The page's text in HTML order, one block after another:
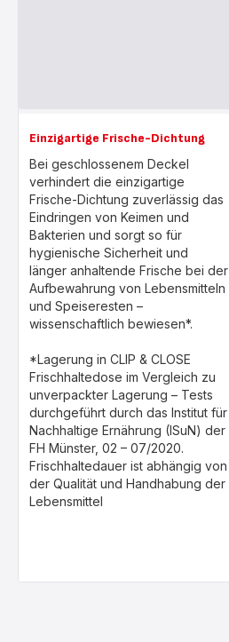
Einzigartige Frische-Dichtung
Bei geschlossenem Deckel
verhindert die einzigartige
Frische-Dichtung zuverlässig das
Eindringen von Keimen und
Bakterien und sorgt so für
hygienische Sicherheit und
länger anhaltende Frische bei der
Aufbewahrung von Lebensmitteln
und Speiseresten –
wissenschaftlich bewiesen*.
*Lagerung in CLIP & CLOSE
Frischhaltedose im Vergleich zu
unverpackter Lagerung – Tests
durchgeführt durch das Institut für
Nachhaltige Ernährung (ISuN) der
FH Münster, 02 – 07/2020.
Frischhaltedauer ist abhängig von
der Qualität und Handhabung der
Lebensmittel